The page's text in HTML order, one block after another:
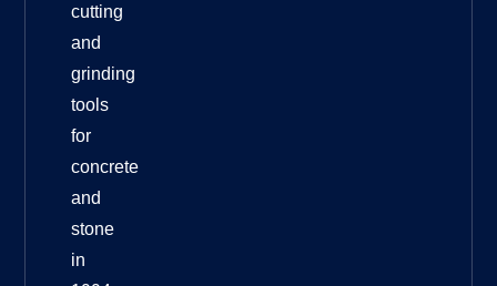
cutting
and
grinding
tools
for
concrete
and
stone
in